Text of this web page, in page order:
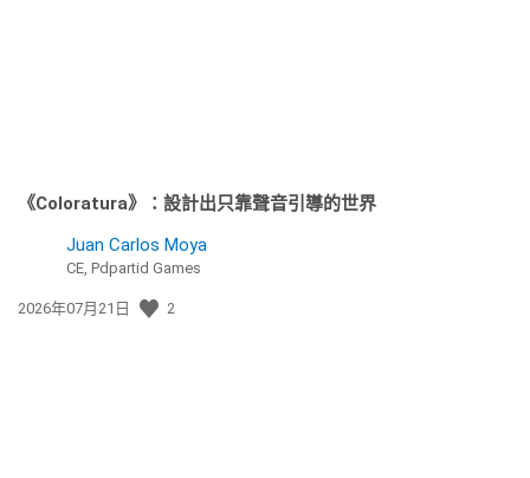
《Coloratura》：設計出只靠聲音引導的世界
Juan Carlos Moya
CE, Pdpartid Games
發
2026年07月21日 2